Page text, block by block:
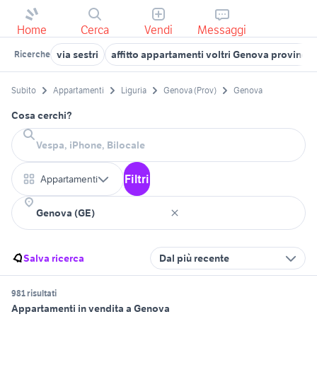
Home Cerca Vendi Messaggi
Ricerche via sestri affitto appartamenti voltri Genova provincia
Subito Appartamenti Liguria Genova (Prov) Genova
Cosa cerchi?
Appartamenti Filtri
Salva ricerca Dal più recente
981 risultati
Appartamenti in vendita a Genova